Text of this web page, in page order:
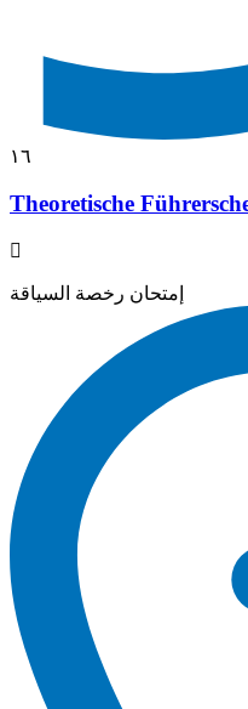
١٦
Theoretische
إمتحان رخصة السياقة